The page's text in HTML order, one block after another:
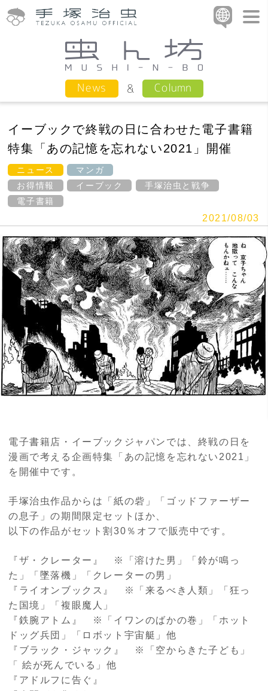
News Column
イーブックで終戦の日に合わせた電子書籍
特集「あの記憶を忘れない2021」開催
ニュース
マンガ
お得情報
イーブック
手塚治虫と戦争
電子書籍
2021/08/03
電子書籍店・イーブックジャパンでは、終戦の日を
漫画で考える企画特集「あの記憶を忘れない2021」
を開催中です。
手塚治虫作品からは「紙の砦」「ゴッドファーザー
の息子」の期間限定セットほか、
以下の作品がセット割30％オフで販売中です。
『ザ・クレーター』 ※「溶けた男」「鈴が鳴っ
た」「墜落機」「クレーターの男」
『ライオンブックス』 ※「来るべき人類」「狂っ
た国境」「複眼魔人」
『鉄腕アトム』 ※「イワンのばかの巻」「ホット
ドッグ兵団」「ロボット宇宙艇」他
『ブラック・ジャック』 ※「空からきた子ども」
「 絵が死んでいる」他
『アドルフに告ぐ』